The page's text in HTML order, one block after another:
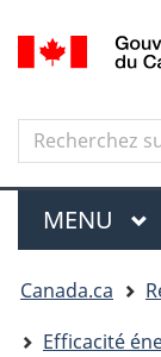
Search
Recherchez
sur
le
site
Menu
MENU
êtes
ici
Canada.ca
Efficacité